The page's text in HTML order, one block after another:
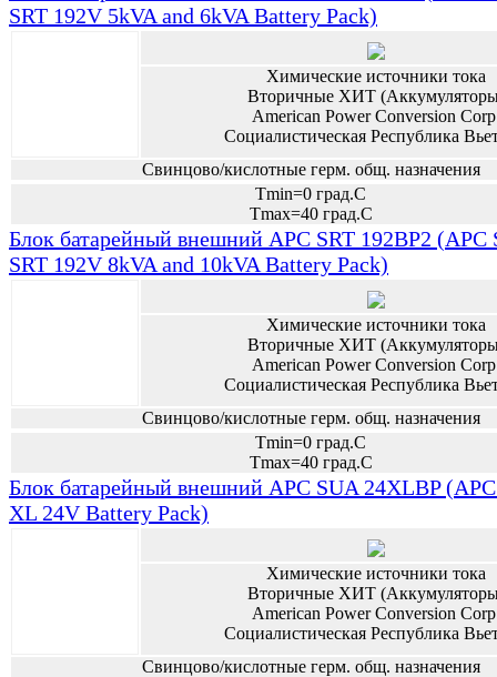
SRT 192V 5kVA and 6kVA Battery Pack)
Химические источники тока
Вторичные ХИТ
American Power Conversion
Социалистическая Республика
Свинцово/кислотные герм. общ. назначения
Tmin=0 град.С
Tmax=40 град.С
Блок батарейный внешний APC SRT 192BP2 (APC
SRT 192V 8kVA and 10kVA Battery Pack)
Химические источники тока
Вторичные ХИТ
American Power Conversion
Социалистическая Республика
Свинцово/кислотные герм. общ. назначения
Tmin=0 град.С
Tmax=40 град.С
Блок батарейный внешний APC SUA 24XLBP
XL 24V Battery Pack)
Химические источники тока
Вторичные ХИТ
American Power Conversion
Социалистическая Республика
Свинцово/кислотные герм. общ. назначения